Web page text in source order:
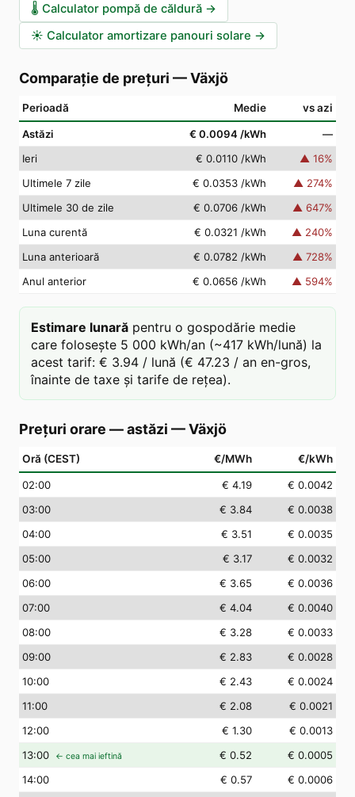
🌡️ Calculator pompă de căldură →
☀️ Calculator amortizare panouri solare →
Comparație de prețuri —Växjö
Perioadă Medie vs azi
Astăzi € 0.0094 /kWh
—
Ieri
€ 0.0110 /kWh ▲ 16%
Ultimele 7 zile
€ 0.0353 /kWh ▲ 274%
Ultimele 30 de zile
€ 0.0706 /kWh ▲ 647%
Luna curentă
€ 0.0321 /kWh ▲ 240%
Luna anterioară
€ 0.0782 /kWh ▲ 728%
Anul anterior
€ 0.0656 /kWh ▲ 594%
Estimare lunară pentru o gospodărie medie
care folosește 5 000 kWh/an (~417 kWh/lună) la
acest tarif: € 3.94 / lună (€ 47.23 / an en-gros,
înainte de taxe și tarife de rețea).
Prețuri orare — astăzi —Växjö
Oră (CEST) €/MWh €/kWh
02:00 € 4.19
€ 0.0042
03:00 € 3.84
€ 0.0038
04:00 € 3.51
€ 0.0035
05:00 € 3.17
€ 0.0032
06:00 € 3.65
€ 0.0036
07:00 € 4.04
€ 0.0040
08:00 € 3.28
€ 0.0033
09:00 € 2.83
€ 0.0028
10:00 € 2.43
€ 0.0024
11:00 € 2.08
€ 0.0021
12:00 € 1.30
€ 0.0013
13:00 ← cea mai ieftină € 0.52
€ 0.0005
14:00 € 0.57
€ 0.0006